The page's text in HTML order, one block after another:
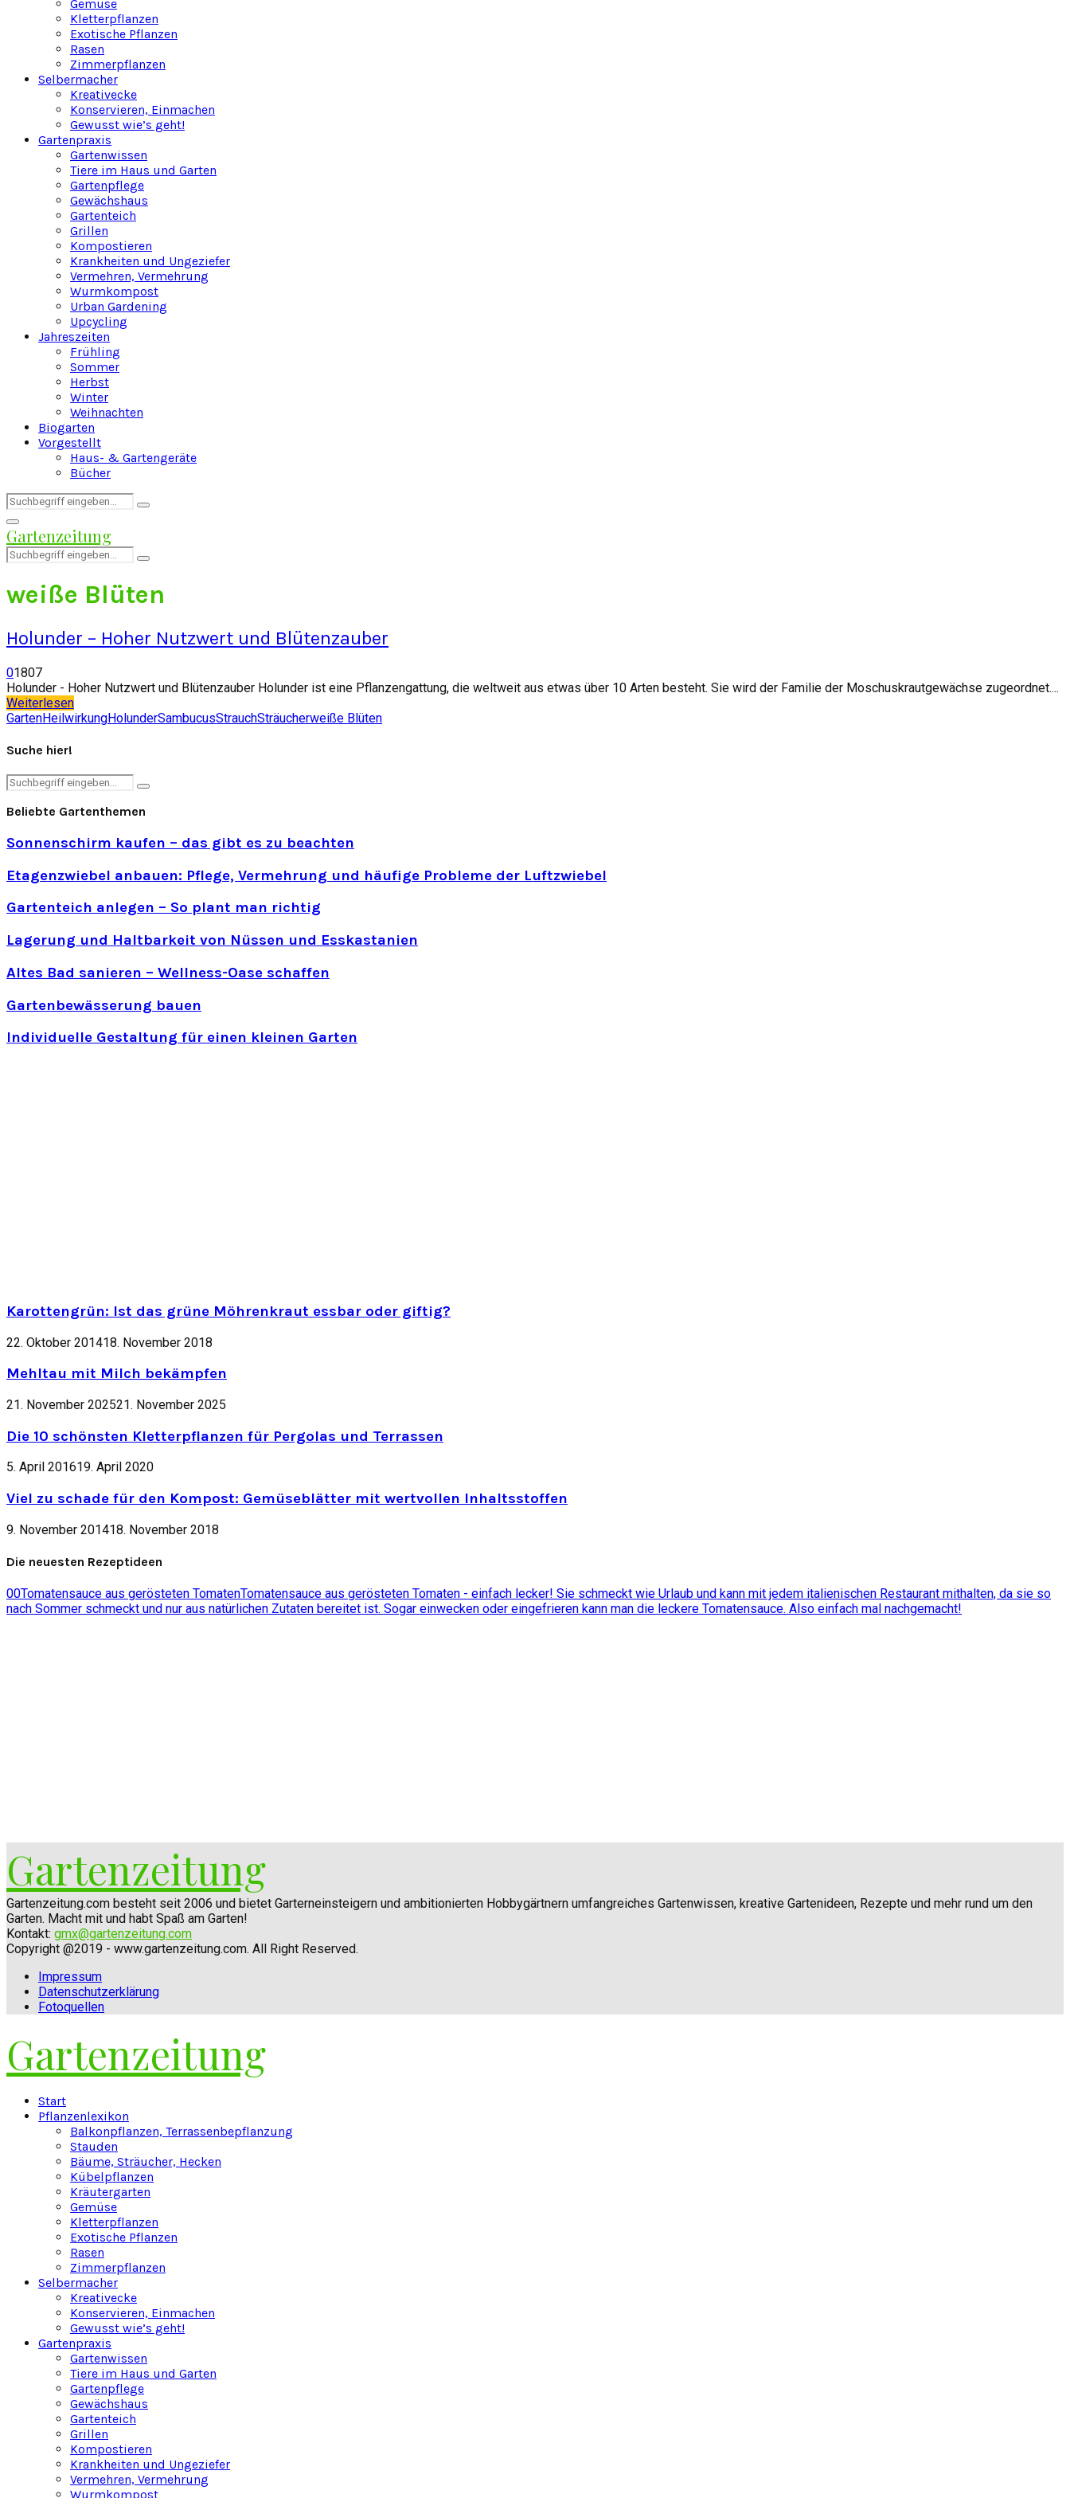
Gemüse
Kletterpflanzen
Exotische Pflanzen
Rasen
Zimmerpflanzen
Selbermacher
Kreativecke
Konservieren, Einmachen
Gewusst wie’s geht!
Gartenpraxis
Gartenwissen
Tiere im Haus und Garten
Gartenpflege
Gewächshaus
Gartenteich
Grillen
Kompostieren
Krankheiten und Ungeziefer
Vermehren, Vermehrung
Wurmkompost
Urban Gardening
Upcycling
Jahreszeiten
Frühling
Sommer
Herbst
Winter
Weihnachten
Biogarten
Vorgestellt
Haus- & Gartengeräte
Bücher
Search
for:
Search
Facebook
Twitter
Instagram
Pinterest
Youtube
Snapchat
Primary
Menu
Gartenzeitung
Search
for:
Search
weiße Blüten
Holunder – Hoher Nutzwert und Blütenzauber
01807
Holunder - Hoher Nutzwert und Blütenzauber Holunder ist eine Pflanzengattung, die weltweit aus etwas über 10 Arten besteht. Sie wird der Familie der Moschuskrautgewächse zugeordnet....
Weiterlesen
GartenHeilwirkungHolunderSambucusStrauchSträucherweiße Blüten
Suche hier!
Search
Search
Beliebte Gartenthemen
Sonnenschirm kaufen – das gibt es zu beachten
Etagenzwiebel anbauen: Pflege, Vermehrung und häufige Probleme der Luftzwiebel
Gartenteich anlegen – So plant man richtig
Lagerung und Haltbarkeit von Nüssen und Esskastanien
Altes Bad sanieren – Wellness-Oase schaffen
Gartenbewässerung bauen
Individuelle Gestaltung für einen kleinen Garten
Karottengrün: Ist das grüne Möhrenkraut essbar oder giftig?
22. Oktober 201418. November 2018
Mehltau mit Milch bekämpfen
21. November 202521. November 2025
Die 10 schönsten Kletterpflanzen für Pergolas und Terrassen
5. April 201619. April 2020
Viel zu schade für den Kompost: Gemüseblätter mit wertvollen Inhaltsstoffen
9. November 201418. November 2018
Die neuesten Rezeptideen
00Tomatensauce aus gerösteten TomatenTomatensauce aus gerösteten Tomaten - einfach lecker! Sie schmeckt wie Urlaub und kann mit jedem italienischen Restaurant mithalten, da sie so
nach Sommer schmeckt und nur aus natürlichen Zutaten bereitet ist. Sogar einwecken oder eingefrieren kann man die leckere Tomatensauce. Also einfach mal nachgemacht!
Gartenzeitung
Gartenzeitung.com besteht seit 2006 und bietet Garterneinsteigern und ambitionierten Hobbygärtnern umfangreiches Gartenwissen, kreative Gartenideen, Rezepte und mehr rund um den
Garten. Macht mit und habt Spaß am Garten!
Kontakt: gmx@gartenzeitung.com
Copyright @2019 - www.gartenzeitung.com. All Right Reserved.
Impressum
Datenschutzerklärung
Fotoquellen
Gartenzeitung
Start
Pflanzenlexikon
Balkonpflanzen, Terrassenbepflanzung
Stauden
Bäume, Sträucher, Hecken
Kübelpflanzen
Kräutergarten
Gemüse
Kletterpflanzen
Exotische Pflanzen
Rasen
Zimmerpflanzen
Selbermacher
Kreativecke
Konservieren, Einmachen
Gewusst wie’s geht!
Gartenpraxis
Gartenwissen
Tiere im Haus und Garten
Gartenpflege
Gewächshaus
Gartenteich
Grillen
Kompostieren
Krankheiten und Ungeziefer
Vermehren, Vermehrung
Wurmkompost